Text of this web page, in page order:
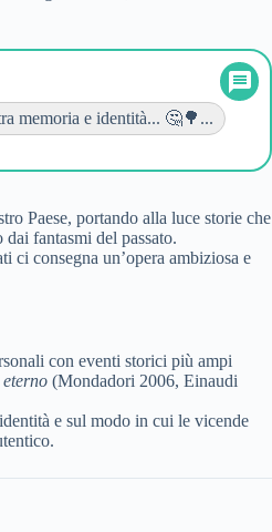
memoria e identità... 🤔🌳...
Paese, portando alla luce storie che
fantasmi del passato.
ci consegna un’opera ambiziosa e
con eventi storici più ampi
(Mondadori 2006, Einaudi
e sul modo in cui le vicende